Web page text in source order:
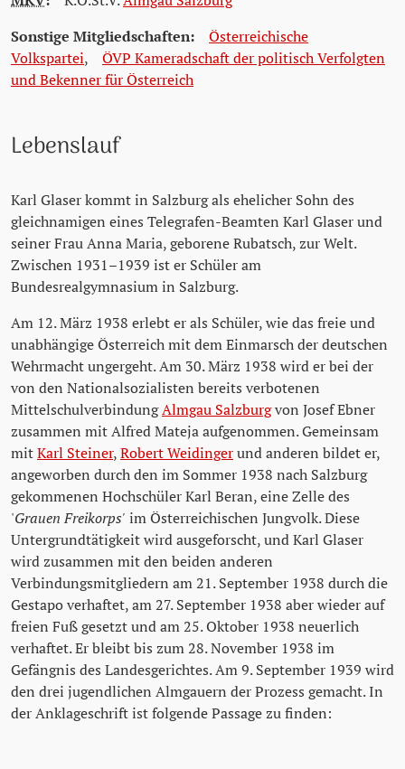
Sonstige Mitgliedschaften:
Österreichische
Volkspartei, ÖVP Kameradschaft der politisch Verfolgten
und Bekenner für Österreich
Lebenslauf
Karl Glaser kommt in Salzburg als ehelicher Sohn des
gleichnamigen eines Telegrafen-Beamten Karl Glaser und
seiner Frau Anna Maria, geborene Rubatsch, zur Welt.
Zwischen 1931–1939 ist er Schüler am
Bundesrealgymnasium in Salzburg.
Am 12. März 1938 erlebt er als Schüler, wie das freie und
unabhängige Österreich mit dem Einmarsch der deutschen
Wehrmacht ungergeht. Am 30. März 1938 wird er bei der
von den Nationalsozialisten bereits verbotenen
MittelschulverbindungAlmgau Salzburgvon Josef Ebner
zusammen mit Alfred Mateja aufgenommen. Gemeinsam
mitKarl Steiner,Robert Weidingerund anderen bildet er,
angeworben durch den im Sommer 1938 nach Salzburg
gekommenen Hochschüler Karl Beran, eine Zelle des
'Grauen Freikorps' im Österreichischen Jungvolk. Diese
Untergrundtätigkeit wird ausgeforscht, und Karl Glaser
wird zusammen mit den beiden anderen
Verbindungsmitgliedern am 21. September 1938 durch die
Gestapo verhaftet, am 27. September 1938 aber wieder auf
freien Fuß gesetzt und am 25. Oktober 1938 neuerlich
verhaftet. Er bleibt bis zum 28. November 1938 im
Gefängnis des Landesgerichtes. Am 9. September 1939 wird
den drei jugendlichen Almgauern der Prozess gemacht. In
der Anklageschrift ist folgende Passage zu finden: